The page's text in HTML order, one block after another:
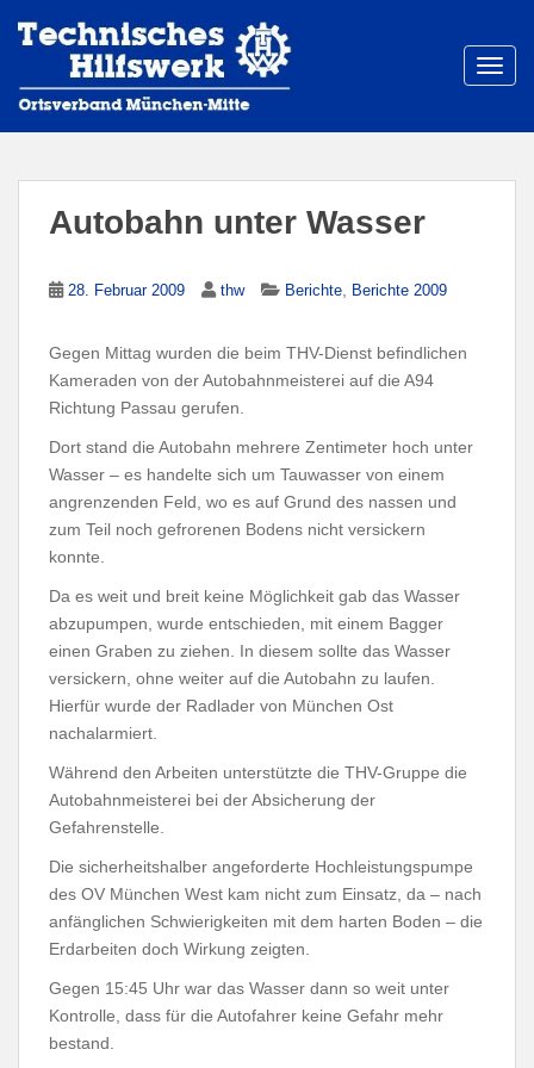
Autobahn unter Wasser
28. Februar 2009 thw Berichte Berichte 2009
Gegen Mittag wurden die beim THV-Dienst befindlichen
Kameraden von der Autobahnmeisterei auf die A94
Richtung Passau gerufen.
Dort stand die Autobahn mehrere Zentimeter hoch unter
Wasser – es handelte sich um Tauwasser von einem
angrenzenden Feld, wo es auf Grund des nassen und
zum Teil noch gefrorenen Bodens nicht versickern
konnte.
Da es weit und breit keine Möglichkeit gab das Wasser
abzupumpen, wurde entschieden, mit einem Bagger
einen Graben zu ziehen. In diesem sollte das Wasser
versickern, ohne weiter auf die Autobahn zu laufen.
Hierfür wurde der Radlader von München Ost
nachalarmiert.
Während den Arbeiten unterstützte die THV-Gruppe die
Autobahnmeisterei bei der Absicherung der
Gefahrenstelle.
Die sicherheitshalber angeforderte Hochleistungspumpe
des OV München West kam nicht zum Einsatz, da – nach
anfänglichen Schwierigkeiten mit dem harten Boden – die
Erdarbeiten doch Wirkung zeigten.
Gegen 15:45 Uhr war das Wasser dann so weit unter
Kontrolle, dass für die Autofahrer keine Gefahr mehr
bestand.